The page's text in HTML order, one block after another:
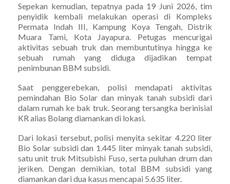
Sepekan kemudian, tepatnya pada 19 Juni 2026, tim
penyidik kembali melakukan operasi di Kompleks
Permata Indah III, Kampung Koya Tengah, Distrik
Muara Tami, Kota Jayapura. Petugas mencurigai
aktivitas sebuah truk dan membuntutinya hingga ke
sebuah rumah yang diduga dijadikan tempat
penimbunan BBM subsidi.
Saat penggerebekan, polisi mendapati aktivitas
pemindahan Bio Solar dan minyak tanah subsidi dari
dalam rumah ke bak truk. Seorang tersangka berinisial
KR alias Bolang diamankan di lokasi.
Dari lokasi tersebut, polisi menyita sekitar 4.220 liter
Bio Solar subsidi dan 1.445 liter minyak tanah subsidi,
satu unit truk Mitsubishi Fuso, serta puluhan drum dan
jeriken. Dengan demikian, total BBM subsidi yang
diamankan dari dua kasus mencapai 5.635 liter.